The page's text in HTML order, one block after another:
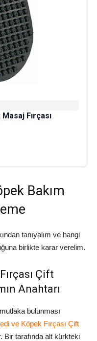
Fırçası
Bakım
tanıyalım ve hangi
birlikte karar verelim.
Çift
Anahtarı
bulunması
ve Köpek Fırçası Çift
Bir tarafında alt kürkteki